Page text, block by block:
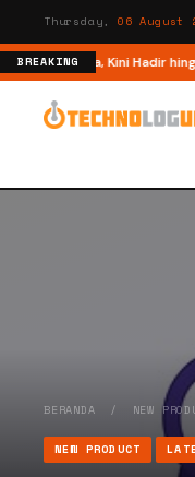
Thursday, 06 August
BREAKINGKini Hadir hingga
BERANDA / NEW
NEW PRODUCT